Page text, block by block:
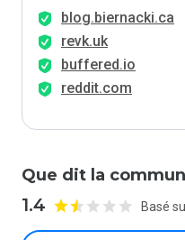
blog.biernacki.ca
revk.uk
buffered.io
reddit.com
Que dit la
1.4 Basé